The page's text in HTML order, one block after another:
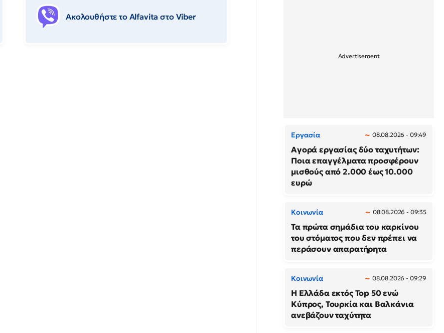
Ακολουθήστε το Αlfavita στο Viber
Εργασία 08.08.2026 - 09:49
Αγορά εργασίας δύο ταχυτήτων:
Ποια επαγγέλματα προσφέρουν
μισθούς από 2.000 έως 10.000
ευρώ
Κοινωνία 08.08.2026 - 09:35
Τα πρώτα σημάδια του καρκίνου
του στόματος που δεν πρέπει να
περάσουν απαρατήρητα
Κοινωνία 08.08.2026 - 09:29
Η Ελλάδα εκτός Top 50 ενώ
Κύπρος, Τουρκία και Βαλκάνια
ανεβάζουν ταχύτητα